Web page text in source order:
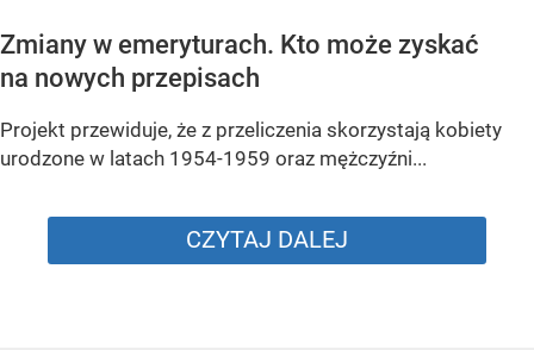
Zmiany w emeryturach. Kto może zyskać
na nowych przepisach
Projekt przewiduje, że z przeliczenia skorzystają kobiety
urodzone w latach 1954-1959 oraz mężczyźni...
CZYTAJ DALEJ